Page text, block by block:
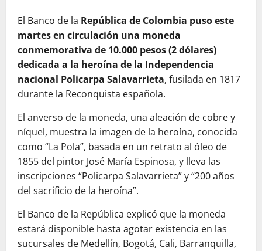
El Banco de la República de Colombia puso este
martes en circulación una moneda
conmemorativa de 10.000 pesos (2 dólares)
dedicada a la heroína de la Independencia
nacional Policarpa Salavarrieta, fusilada en 1817
durante la Reconquista española.
El anverso de la moneda, una aleación de cobre y
níquel, muestra la imagen de la heroína, conocida
como “La Pola”, basada en un retrato al óleo de
1855 del pintor José María Espinosa, y lleva las
inscripciones “Policarpa Salavarrieta” y “200 años
del sacrificio de la heroína”.
El Banco de la República explicó que la moneda
estará disponible hasta agotar existencia en las
sucursales de Medellín, Bogotá, Cali, Barranquilla,